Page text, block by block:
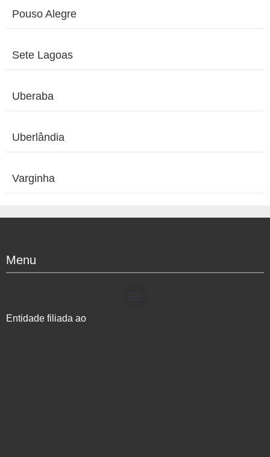
Pouso Alegre
Sete Lagoas
Uberaba
Uberlândia
Varginha
Menu
Entidade filiada ao